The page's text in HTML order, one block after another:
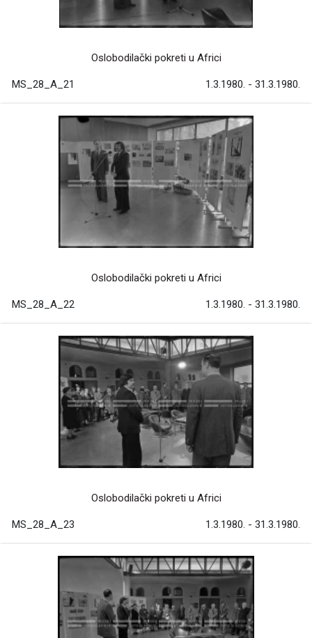
Oslobodilački pokreti u Africi
MS_28_A_21 1.3.1980. - 31.3.1980.
Oslobodilački pokreti u Africi
MS_28_A_22 1.3.1980. - 31.3.1980.
Oslobodilački pokreti u Africi
MS_28_A_23 1.3.1980. - 31.3.1980.